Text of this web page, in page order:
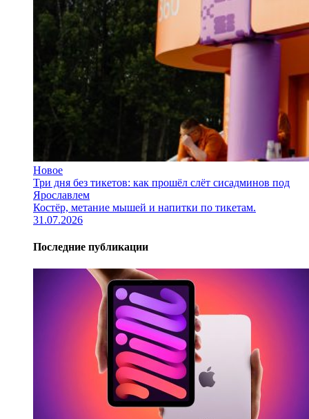
Новое
Три дня без тикетов: как прошёл слёт сисадминов под
Ярославлем
Костёр, метание мышей и напитки по тикетам.
31.07.2026
Последние публикации